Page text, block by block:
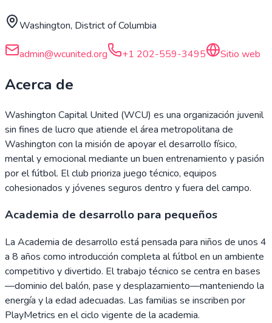
Washington, District of Columbia
admin@wcunited.org +1 202-559-3495 Sitio web
Acerca de
Washington Capital United (WCU) es una organización juvenil
sin fines de lucro que atiende el área metropolitana de
Washington con la misión de apoyar el desarrollo físico,
mental y emocional mediante un buen entrenamiento y pasión
por el fútbol. El club prioriza juego técnico, equipos
cohesionados y jóvenes seguros dentro y fuera del campo.
Academia de desarrollo para pequeños
La Academia de desarrollo está pensada para niños de unos 4
a 8 años como introducción completa al fútbol en un ambiente
competitivo y divertido. El trabajo técnico se centra en bases
—dominio del balón, pase y desplazamiento—manteniendo la
energía y la edad adecuadas. Las familias se inscriben por
PlayMetrics en el ciclo vigente de la academia.